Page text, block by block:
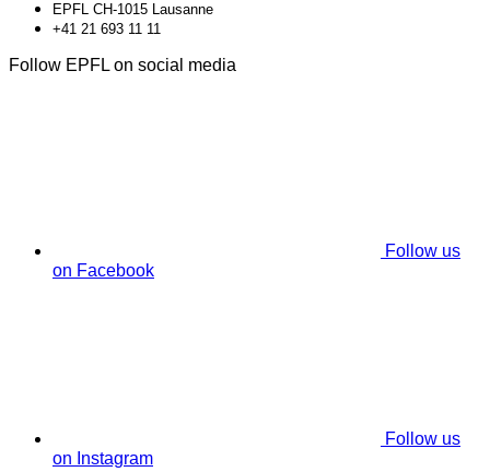
EPFL CH-1015 Lausanne
+41 21 693 11 11
Follow EPFL on social media
Follow us
on Facebook
Follow us
on Instagram